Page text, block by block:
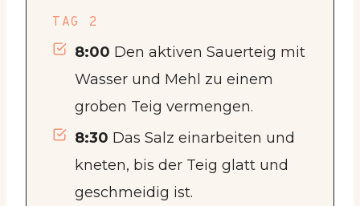
TAG 2
8:00 Den aktiven Sauerteig mit
Wasser und Mehl zu einem
groben Teig vermengen.
8:30 Das Salz einarbeiten und
kneten, bis der Teig glatt und
geschmeidig ist.